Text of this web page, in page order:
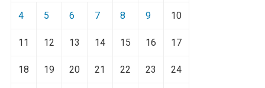
4 5 6 7 8 9 10
11 12 13 14 15 16 17
18 19 20 21 22 23 24